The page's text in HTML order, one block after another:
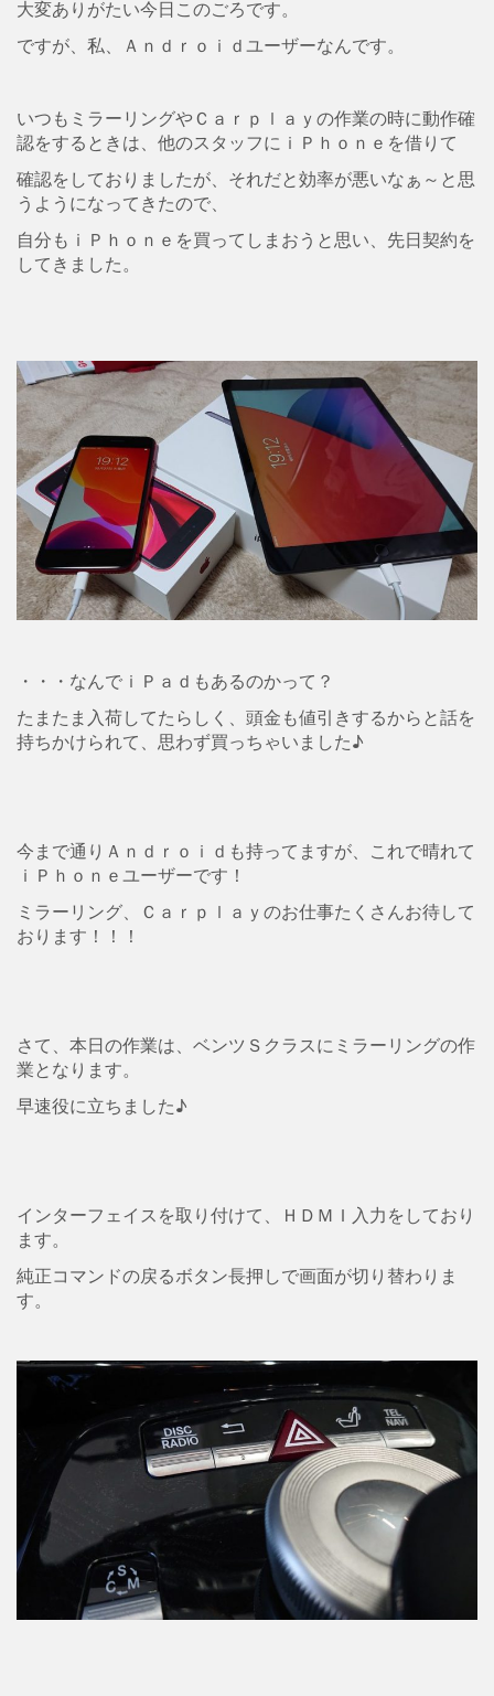
大変ありがたい今日このごろです。
ですが、私、Ａｎｄｒｏｉｄユーザーなんです。
いつもミラーリングやＣａｒｐｌａｙの作業の時に動作確
認をするときは、他のスタッフにｉＰｈｏｎｅを借りて
確認をしておりましたが、それだと効率が悪いなぁ～と思
うようになってきたので、
自分もｉＰｈｏｎｅを買ってしまおうと思い、先日契約を
してきました。
・・・なんでｉＰａｄもあるのかって？
たまたま入荷してたらしく、頭金も値引きするからと話を
持ちかけられて、思わず買っちゃいました♪
今まで通りＡｎｄｒｏｉｄも持ってますが、これで晴れて
ｉＰｈｏｎｅユーザーです！
ミラーリング、Ｃａｒｐｌａｙのお仕事たくさんお待して
おります！！！
さて、本日の作業は、ベンツＳクラスにミラーリングの作
業となります。
早速役に立ちました♪
インターフェイスを取り付けて、ＨＤＭＩ入力をしており
ます。
純正コマンドの戻るボタン長押しで画面が切り替わりま
す。